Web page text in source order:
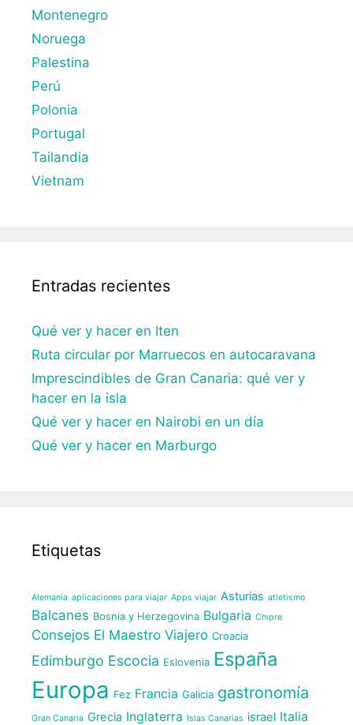
Montenegro
Noruega
Palestina
Perú
Polonia
Portugal
Tailandia
Vietnam
Entradas recientes
Qué ver y hacer en Iten
Ruta circular por Marruecos en autocaravana
Imprescindibles de Gran Canaria: qué ver y
hacer en la isla
Qué ver y hacer en Nairobi en un día
Qué ver y hacer en Marburgo
Etiquetas
Alemania aplicaciones para viajar Apps viajar Asturias atletismo
Balcanes Bosnia y Herzegovina Bulgaria Chipre
Consejos El Maestro Viajero Croacia
Edimburgo Escocia Eslovenia España
Europa Fez Francia Galicia gastronomía
Gran Canaria Grecia Inglaterra Islas Canarias israel Italia